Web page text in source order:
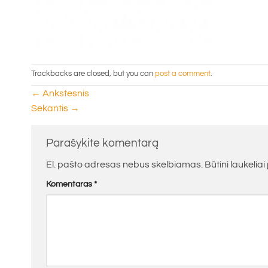
Trackbacks are closed, but you can post a comment.
← Ankstesnis
Sekantis →
Parašykite komentarą
El. pašto adresas nebus skelbiamas. Būtini
Komentaras *